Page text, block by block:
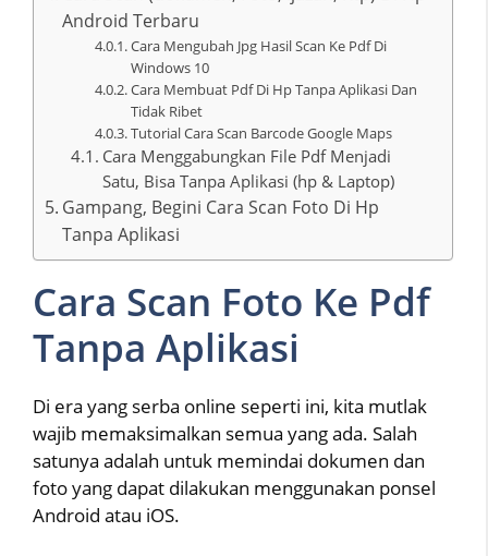
Android Terbaru
Cara Mengubah Jpg Hasil Scan Ke Pdf Di
Windows 10
Cara Membuat Pdf Di Hp Tanpa Aplikasi Dan
Tidak Ribet
Tutorial Cara Scan Barcode Google Maps
Cara Menggabungkan File Pdf Menjadi
Satu, Bisa Tanpa Aplikasi (hp & Laptop)
Gampang, Begini Cara Scan Foto Di Hp
Tanpa Aplikasi
Cara Scan Foto Ke Pdf
Tanpa Aplikasi
Di era yang serba online seperti ini, kita mutlak
wajib memaksimalkan semua yang ada. Salah
satunya adalah untuk memindai dokumen dan
foto yang dapat dilakukan menggunakan ponsel
Android atau iOS.